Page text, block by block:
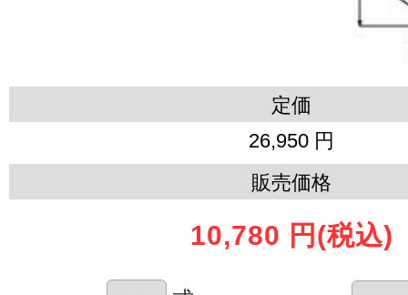
定価
26,950 円
販売価格
10,780 円 (税込)